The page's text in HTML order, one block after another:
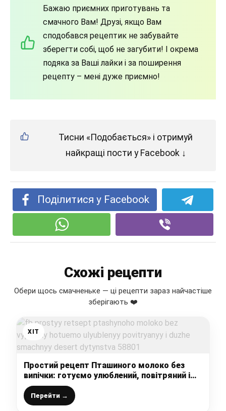
Бажаю приємних приготувань та
смачного Вам! Друзі, якщо Вам
сподобався рецептик не забувайте
зберегти собі, щоб не загубити! І окрема
подяка за Ваші лайки і за поширення
рецепту – мені дуже приємно!
Тисни «Подобається» і отримуй
найкращі пости у Facebook ↓
Поділитися у Facebook
Схожі рецепти
Обери щось смачненьке — ці рецепти зараз найчастіше
зберігають ❤️
ХІТ
Простий рецепт Пташиного молоко без
випічки: готуємо улюблений, повітряний і
дуже смачний десерт дитинства
Перейти →